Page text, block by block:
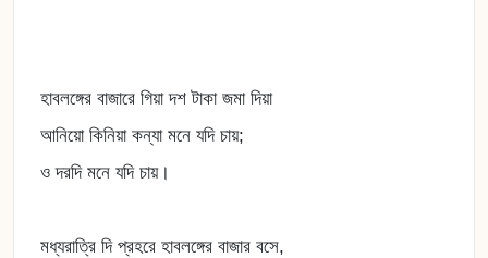
হাবলঙ্গের বাজারে গিয়া দশ টাকা জমা দিয়া
আনিয়ো কিনিয়া কন্যা মনে যদি চায়;
ও দরদি মনে যদি চায়।
মধ্যরাত্রি দি প্রহরে হাবলঙ্গের বাজার বসে,